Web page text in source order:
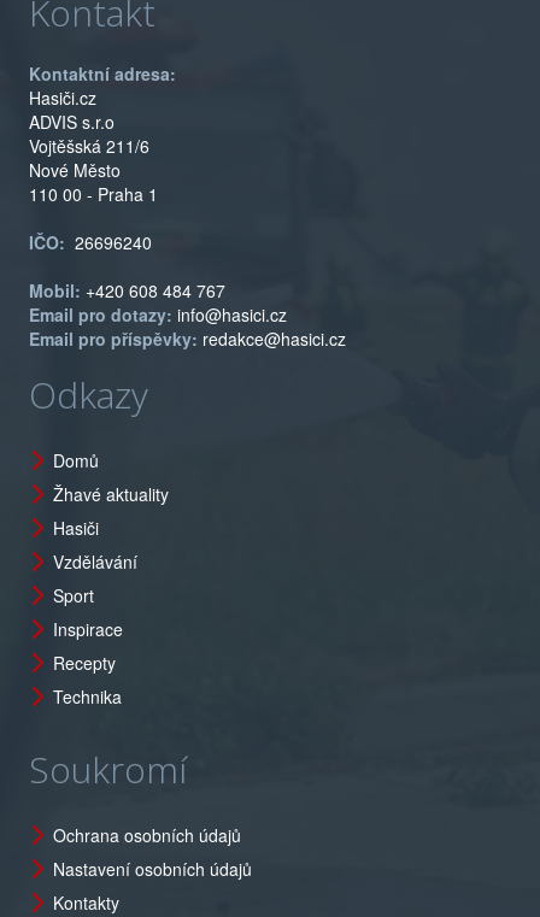
Kontakt
Kontaktní adresa:
Hasiči.cz
ADVIS s.r.o
Vojtěšská 211/6
Nové Město
110 00 - Praha 1
IČO: 26696240
Mobil: +420 608 484 767
Email pro dotazy: info@hasici.cz
Email pro příspěvky: redakce@hasici.cz
Odkazy
Domů
Žhavé aktuality
Hasiči
Vzdělávání
Sport
Inspirace
Recepty
Technika
Soukromí
Ochrana osobních údajů
Nastavení osobních údajů
Kontakty